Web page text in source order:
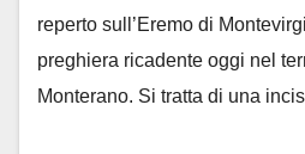
reperto sull’Eremo di
preghiera ricadente oggi nel
Monterano. Si tratta di una